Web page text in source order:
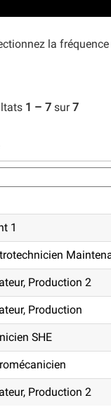
la
1 – 7 sur7
1
Production 2
Production
SHE
Production 2